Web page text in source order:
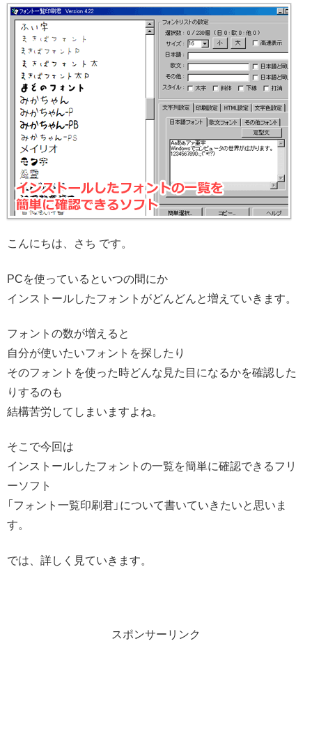
こんにちは、さち です。
PCを使っているといつの間にか
インストールしたフォントがどんどんと増えていきます。
フォントの数が増えると
自分が使いたいフォントを探したり
そのフォントを使った時どんな見た目になるかを確認した
りするのも
結構苦労してしまいますよね。
そこで今回は
インストールしたフォントの一覧を簡単に確認できるフリ
ーソフト
「フォント一覧印刷君」について書いていきたいと思いま
す。
では、詳しく見ていきます。
スポンサーリンク